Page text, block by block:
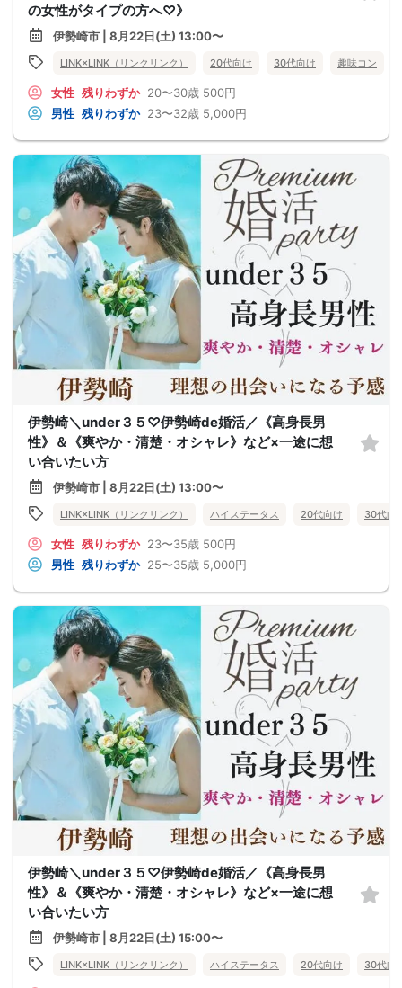
の女性がタイプの方へ♡》
伊勢崎市 | 8月22日(土) 13:00〜
LINK×LINK（リンクリンク） 20代向け 30代向け 趣味コン
女性 残りわずか 20〜30歳 500円
男性 残りわずか 23〜32歳 5,000円
伊勢崎＼under３５♡伊勢崎de婚活／《高身長男
性》＆《爽やか・清楚・オシャレ》など×一途に想
い合いたい方
伊勢崎市 | 8月22日(土) 13:00〜
LINK×LINK（リンクリンク） ハイステータス 20代向け 30代向
女性 残りわずか 23〜35歳 500円
男性 残りわずか 25〜35歳 5,000円
伊勢崎＼under３５♡伊勢崎de婚活／《高身長男
性》＆《爽やか・清楚・オシャレ》など×一途に想
い合いたい方
伊勢崎市 | 8月22日(土) 15:00〜
LINK×LINK（リンクリンク） ハイステータス 20代向け 30代向